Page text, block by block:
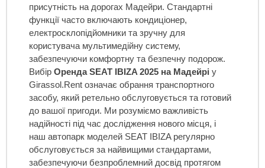
присутність на дорогах Мадейри. Стандартні
функції часто включають кондиціонер,
електросклопідйомники та зручну для
користувача мультимедійну систему,
забезпечуючи комфортну та безпечну подорож.
Вибір Оренда SEAT IBIZA 2025 на Мадейрі у
Girassol.Rent означає обрання транспортного
засобу, який ретельно обслуговується та готовий
до вашої пригоди. Ми розуміємо важливість
надійності під час дослідження нового місця, і
наш автопарк моделей SEAT IBIZA регулярно
обслуговується за найвищими стандартами,
забезпечуючи безпроблемний досвід протягом